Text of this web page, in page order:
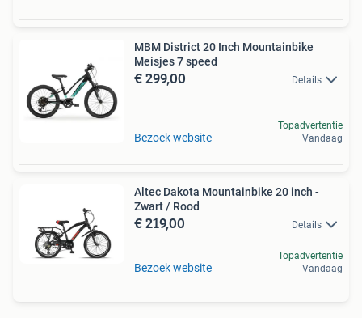
MBM District 20 Inch Mountainbike
Meisjes 7 speed
€ 299,00 Details
Bezoek website
Topadvertentie
Vandaag
Altec Dakota Mountainbike 20 inch -
Zwart / Rood
€ 219,00 Details
Bezoek website
Topadvertentie
Vandaag